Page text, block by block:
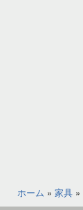
ホーム » 家具 »